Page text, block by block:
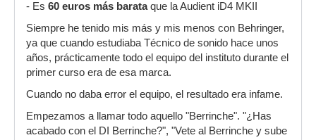
- Es 60 euros más barataque la Audient iD4 MKII
Siempre he tenido mis más y mis menos con Behringer,
ya que cuando estudiaba Técnico de sonido hace unos
años, prácticamente todo el equipo del instituto durante el
primer curso era de esa marca.
Cuando no daba error el equipo, el resultado era infame.
Empezamos a llamar todo aquello "Berrinche". "¿Has
acabado con el DI Berrinche?", "Vete al Berrinche y sube